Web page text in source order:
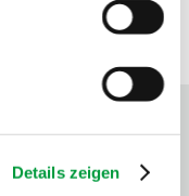
Details zeigen